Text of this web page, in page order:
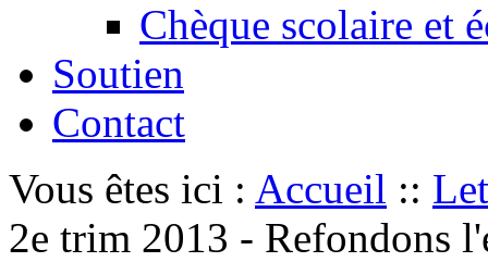
Chèque scolaire et
Soutien
Contact
Vous êtes ici : Accueil ::
2e trim 2013 - Refondons